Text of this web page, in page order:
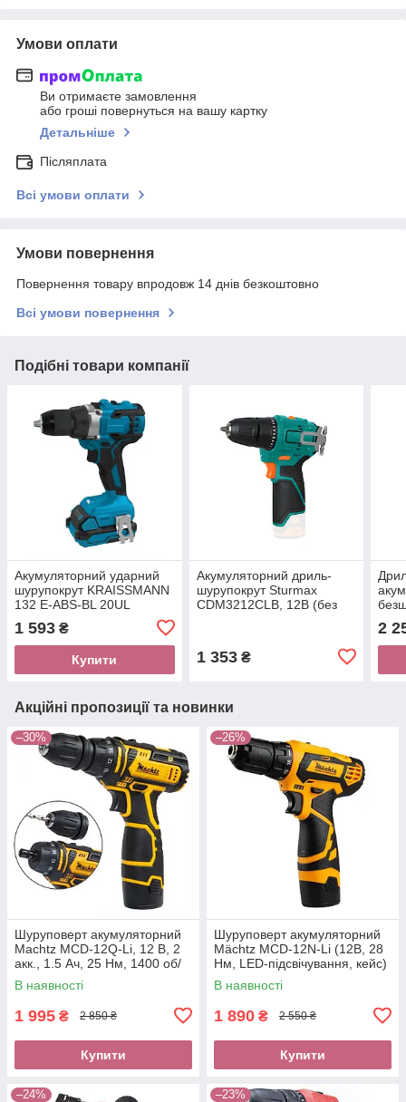
Умови оплати
Ви отримаєте замовлення
або гроші повернуться на вашу картку
Детальніше
Післяплата
Всі умови оплати
Умови повернення
Повернення товару впродовж 14 днів безкоштовно
Всі умови повернення
Подібні товари компанії
Акумуляторний ударний
шурупокрут KRAISSMANN
132 E-ABS-BL 20UL
ЗП)
1 593 ₴
Купити
Акумуляторний дриль-
шурупокрут Sturmax
CDM3212CLB, 12В (без
1 353₴
об/
АКБ
2
Акційні пропозиції та новинки
–30%
Шуруповерт акумуляторний
Machtz MCD-12Q-Li, 12 В, 2
акк., 1.5 Ач, 25 Нм, 1400 об/
хв, кейс, DFR патрон
В наявності
1 995 ₴ 2 850 ₴
Купити
–26%
Шуруповерт акумуляторний
Mächtz MCD-12N-Li (12В, 28
Нм, LED-підсвічування, кейс)
В наявності
1 890 ₴ 2 550 ₴
Купити
–24% –23%